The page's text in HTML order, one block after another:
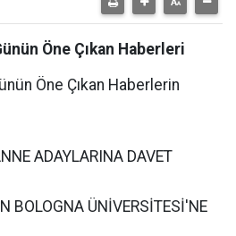
Öne Çıkan Haberleri
Öne Çıkan Haberlerin
ADAYLARINA DAVET
BOLOGNA ÜNİVERSİTESİ'NE